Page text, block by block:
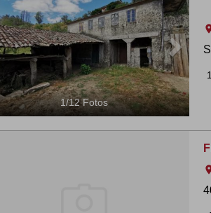
1/12Fotos